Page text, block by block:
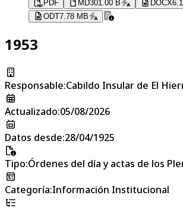
PDF MD301.00 B DOCX
ODT7.78 MB
1953
Responsable:Cabildo Insular de El
Actualizado:05/08/2026
Datos desde:28/04/1925
Tipo:Órdenes del día y actas de los
Categoría:Información Institucional